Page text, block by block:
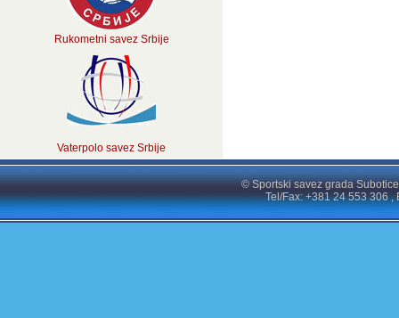
Rukometni savez Srbije
Vaterpolo savez Srbije
© Sportski savez grada
Tel/Fax: +381 24 553 306 ,